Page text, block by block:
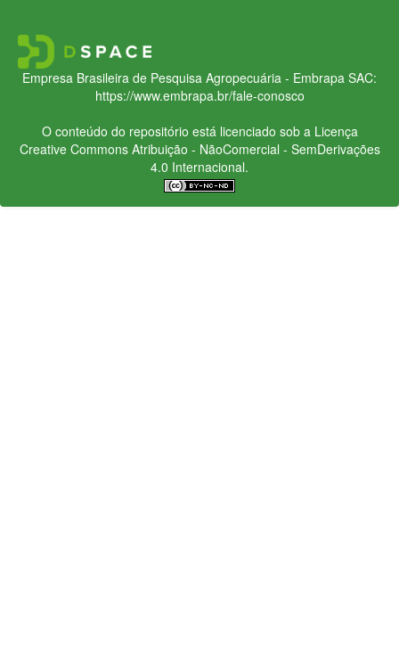
Empresa Brasileira de Pesquisa Agropecuária - Embrapa SAC:
https://www.embrapa.br/fale-conosco
O conteúdo do repositório está licenciado sob a Licença
Creative CommonsAtribuição - NãoComercial - SemDerivações
4.0 Internacional.